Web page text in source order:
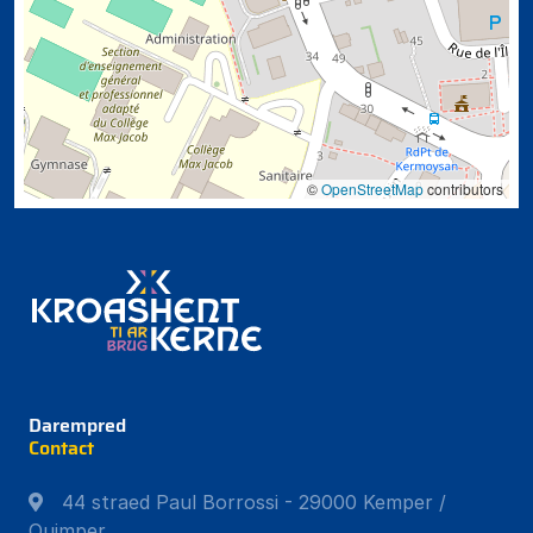
©OpenStreetMapcontributors
Darempred
Contact
44 straed Paul Borrossi - 29000 Kemper /